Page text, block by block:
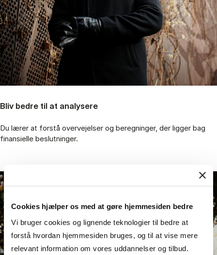
Cookies hjælper os med at gøre hjemmesiden bedre
Vi bruger cookies og lignende teknologier til bedre at
forstå hvordan hjemmesiden bruges, og til at vise mere
relevant information om vores uddannelser og tilbud.
Bliv bedre til at analysere
Du lærer at forstå overvejelser og beregninger, der ligger bag
finansielle beslutninger.